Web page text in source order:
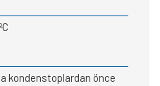
kondenstoplardan önce